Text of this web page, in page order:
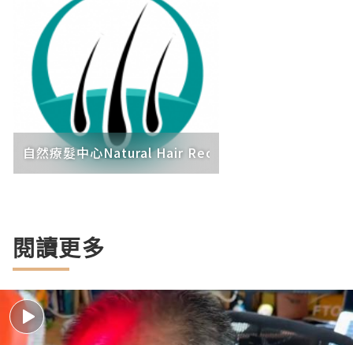
自然療髮中心Natural Hair Recovery Center®
閱讀更多